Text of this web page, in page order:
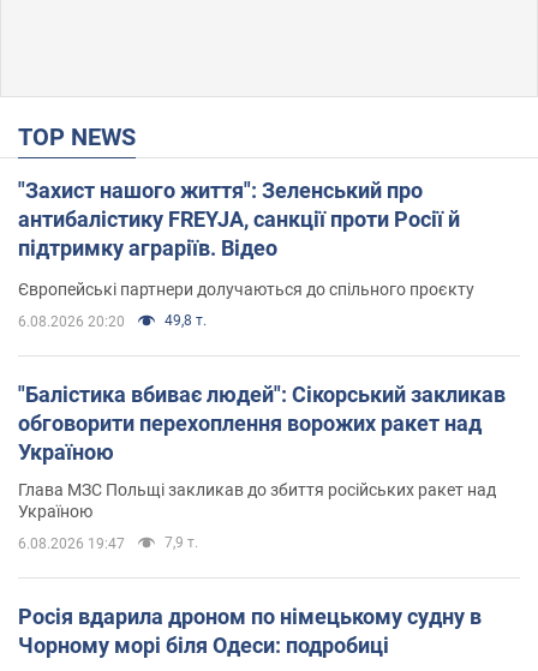
TOP NEWS
"Захист нашого життя": Зеленський про
антибалістику FREYJA, санкції проти Росії й
підтримку аграріїв. Відео
Європейські партнери долучаються до спільного проєкту
6.08.2026 20:20 49,8 т.
"Балістика вбиває людей": Сікорський закликав
обговорити перехоплення ворожих ракет над
Україною
Глава МЗС Польщі закликав до збиття російських ракет над
Україною
6.08.2026 19:47 7,9 т.
Росія вдарила дроном по німецькому судну в
Чорному морі біля Одеси: подробиці